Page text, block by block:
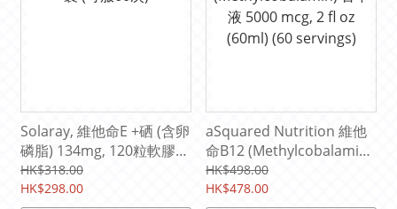
Solaray, 維他命E +硒 (含卵
磷脂) 134mg, 120粒軟膠囊
(可服60次)
HK$318.00
HK$298.00
aSquared Nutrition 維他
命B12 (Methylcobalamin)
舌下液 5000 mcg, 2 fl oz
(60ml) (60 servings)
HK$498.00
HK$478.00